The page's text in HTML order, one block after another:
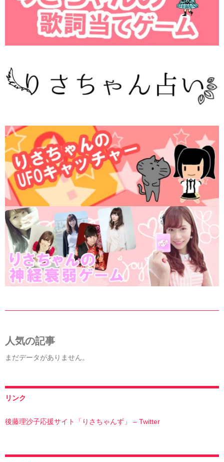
人気の記事
まだデータがありません。
リンク
後藤理沙子応援サイト「りさちゃんず」 – Twitter